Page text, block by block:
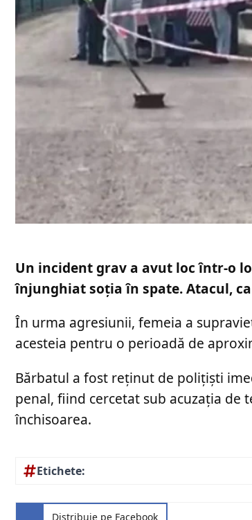
Un incident grav a avut loc într-o
înjunghiat soția în spate. Atacul,
În urma agresiunii, femeia a
acesteia pentru o perioadă de
Bărbatul a fost reținut de polițiști
penal, fiind cercetat sub acuzația de
închisoarea.
Etichete:
Distribuie pe Facebook